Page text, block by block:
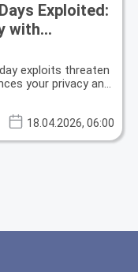
Exploited:
with
exploits threaten
your privacy and
18.04.2026, 06:00